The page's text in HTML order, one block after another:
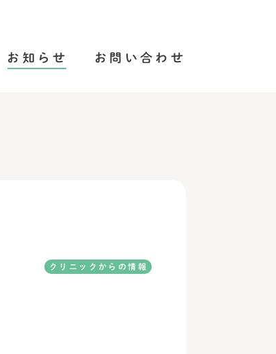
お知らせ お問い合わせ
クリニックからの情報